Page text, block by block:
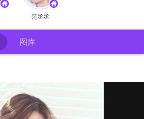
范丞丞
图库